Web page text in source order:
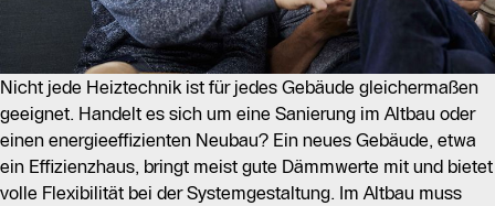
Nicht jede Heiztechnik ist für jedes Gebäude gleichermaßen
geeignet. Handelt es sich um eine Sanierung im Altbau oder
einen energieeffizienten Neubau? Ein neues Gebäude, etwa
ein Effizienzhaus, bringt meist gute Dämmwerte mit und bietet
volle Flexibilität bei der Systemgestaltung. Im Altbau muss